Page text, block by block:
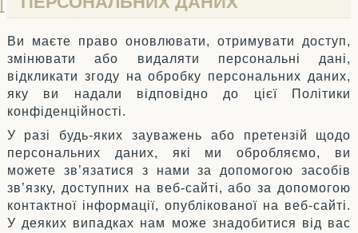
Ви маєте право оновлювати, отримувати доступ,
змінювати або видаляти персональні дані,
відкликати згоду на обробку персональних даних,
яку ви надали відповідно до цієї Політики
конфіденційності.
У разі будь-яких зауважень або претензій щодо
персональних даних, які ми обробляємо, ви
можете зв’язатися з нами за допомогою засобів
зв’язку, доступних на веб-сайті, або за допомогою
контактної інформації, опублікованої на веб-сайті.
У деяких випадках нам може знадобитися від вас